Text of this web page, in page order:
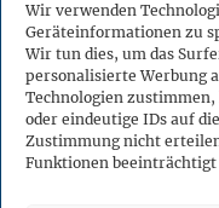
Wir verwenden
Geräteinformationen zu
Wir tun dies, um das
personalisierte Werbung
Technologien
oder eindeutige IDs auf
Zustimmung nicht
Funktionen beeinträchtigt
Impressum
Cookie-Richtlinie